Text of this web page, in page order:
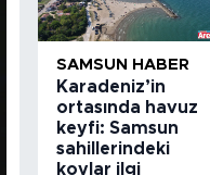
SAMSUN HABER
Karadeniz’in
ortasında havuz
keyfi: Samsun
sahillerindeki
koylar ilgi